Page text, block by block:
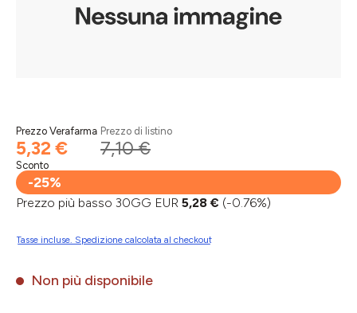
Prezzo Verafarma
5,32 €
Prezzo di listino
7,10 €
Sconto
-25%
Prezzo più basso 30GG EUR 5,28 € (-0.76%)
Tasse incluse. Spedizione calcolata al checkout
Non più disponibile